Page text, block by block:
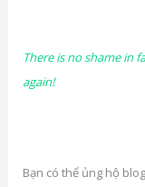
There is no shame in
again!
Bạn có thể ủng hộ